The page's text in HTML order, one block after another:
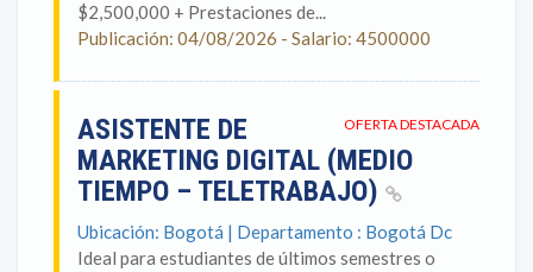
$2,500,000 + Prestaciones de...
Publicación: 04/08/2026 - Salario: 4500000
OFERTA DESTACADA
ASISTENTE DE
MARKETING DIGITAL (MEDIO
TIEMPO – TELETRABAJO)
Ubicación: Bogotá | Departamento : Bogotá Dc
Ideal para estudiantes de últimos semestres o